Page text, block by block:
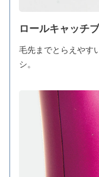
ロールキャッチ
毛先までとらえやす
シ。